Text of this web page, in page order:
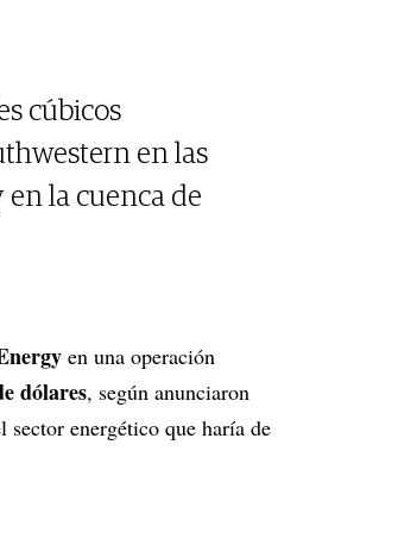
cúbicos
en las
en la cuenca de
en una operación
dólares, según anunciaron
energético que haría de